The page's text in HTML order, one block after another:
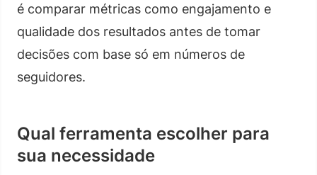
é comparar métricas como engajamento e
qualidade dos resultados antes de tomar
decisões com base só em números de
seguidores.
Qual ferramenta escolher para
sua necessidade